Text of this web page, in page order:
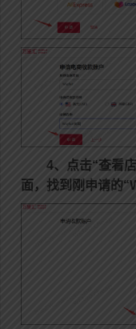
4、点击“查看
面，找到刚申请的